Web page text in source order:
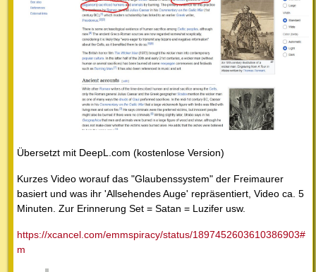
Übersetzt mit DeepL.com (kostenlose Version)
Kurzes Video worauf das "Glaubenssystem" der Freimaurer
basiert und was ihr 'Allsehendes Auge' repräsentiert, Video ca. 5
Minuten. Zur Erinnerung Set = Satan = Luzifer usw.
https://xcancel.com/emmspiracy/status/1897452603610386903#
m